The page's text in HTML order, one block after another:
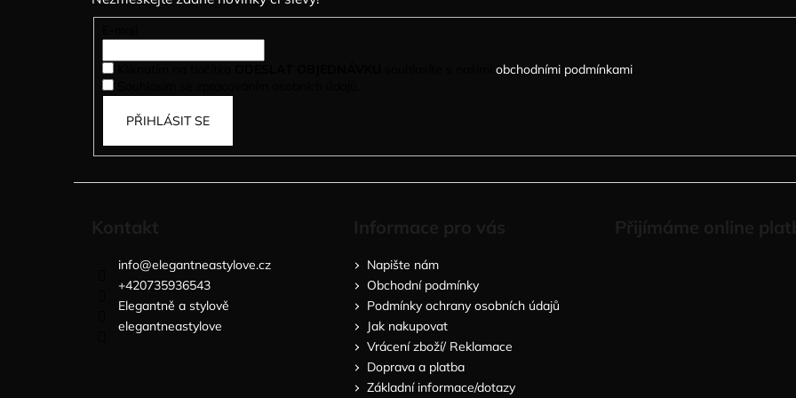
obchodními podmínkami.
PŘIHLÁSIT SE
info@elegantneastylove.cz
+420735936543
Elegantně a stylově
elegantneastylove
Napište nám
Obchodní podmínky
Podmínky ochrany osobních údajů
Jak nakupovat
Vrácení zboží/ Reklamace
Doprava a platba
Základní informace/dotazy